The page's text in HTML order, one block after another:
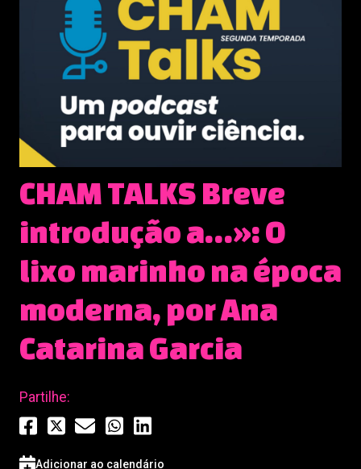
CHAM TALKS Breve
introdução a…»: O
lixo marinho na época
moderna, por Ana
Catarina Garcia
Partilhe:
Adicionar ao calendário